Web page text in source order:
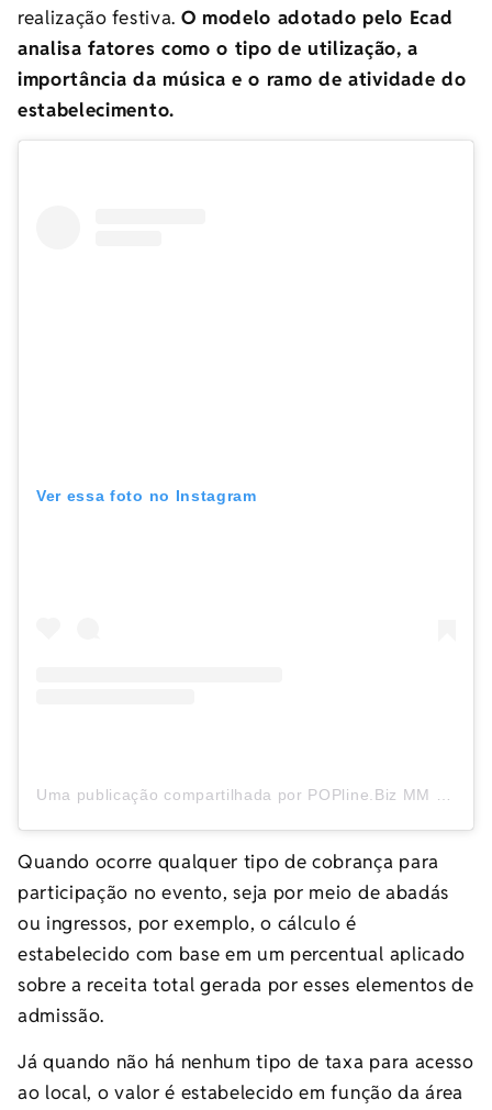
realização festiva. O modelo adotado pelo Ecad
analisa fatores como o tipo de utilização, a
importância da música e o ramo de atividade do
estabelecimento.
Ver essa foto no Instagram
Uma publicação compartilhada por POPline.Biz MM (@poplinebizmm)
Quando ocorre qualquer tipo de cobrança para
participação no evento, seja por meio de abadás
ou ingressos, por exemplo, o cálculo é
estabelecido com base em um percentual aplicado
sobre a receita total gerada por esses elementos de
admissão.
Já quando não há nenhum tipo de taxa para acesso
ao local, o valor é estabelecido em função da área